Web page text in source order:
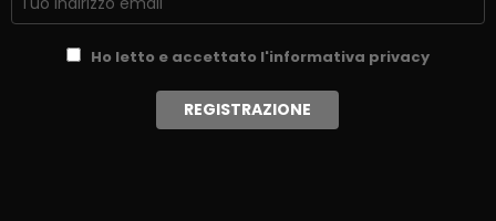
Ho letto e accettato l'informativa privacy